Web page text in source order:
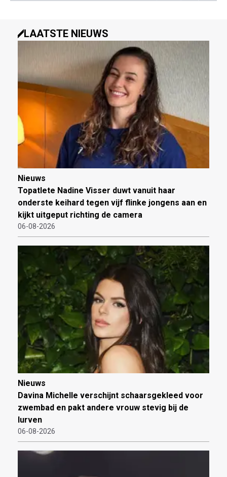
LAATSTE NIEUWS
Nieuws
Topatlete Nadine Visser duwt vanuit haar
onderste keihard tegen vijf flinke jongens aan en
kijkt uitgeput richting de camera
06-08-2026
Nieuws
Davina Michelle verschijnt schaarsgekleed voor
zwembad en pakt andere vrouw stevig bij de
lurven
06-08-2026